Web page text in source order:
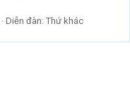
Diễn đàn: Thứ khác